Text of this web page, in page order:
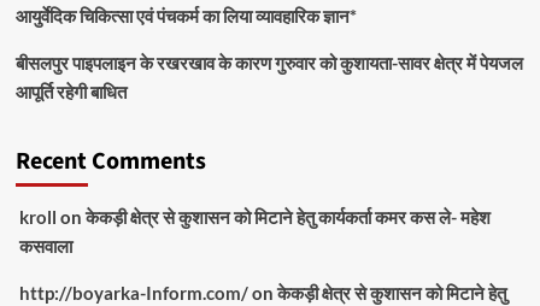
आयुर्वेदिक चिकित्सा एवं पंचकर्म का लिया व्यावहारिक ज्ञान*
बीसलपुर पाइपलाइन के रखरखाव के कारण गुरुवार को कुशायता-सावर क्षेत्र में पेयजल
आपूर्ति रहेगी बाधित
Recent Comments
kroll onकेकड़ी क्षेत्र से कुशासन को मिटाने हेतु कार्यकर्ता कमर कस ले- महेश
कसवाला
http://boyarka-Inform.com/onकेकड़ी क्षेत्र से कुशासन को मिटाने हेतु